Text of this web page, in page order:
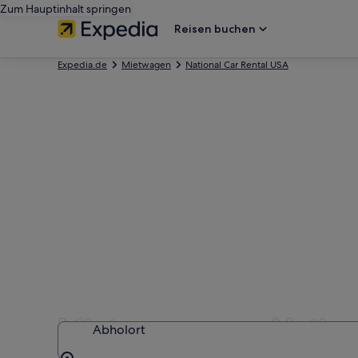
Zum Hauptinhalt springen
Reisen buchen
Expedia.de Mietwagen National Car Rental USA
Mietwagen von
Abholort